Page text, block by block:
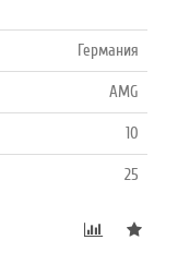
Германия
AMG
10
25